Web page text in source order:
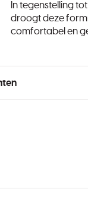
In tegenstelling
droogt deze
comfortabel en